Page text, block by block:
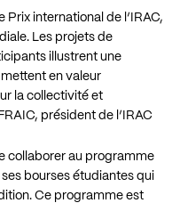
international de l’IRAC,
Les projets de
illustrent une
en valeur
la collectivité et
président de l’IRAC
collaborer au programme
bourses étudiantes qui
Ce programme est